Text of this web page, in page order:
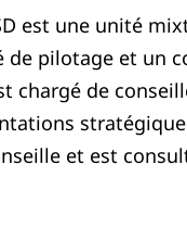
est une unité
de pilotage et un
chargé de
et est